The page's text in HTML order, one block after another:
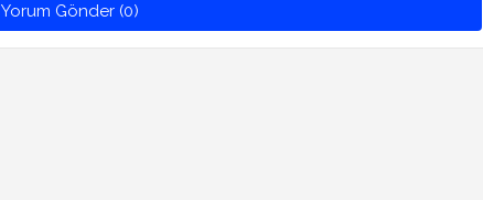
Yorum Gönder (0)